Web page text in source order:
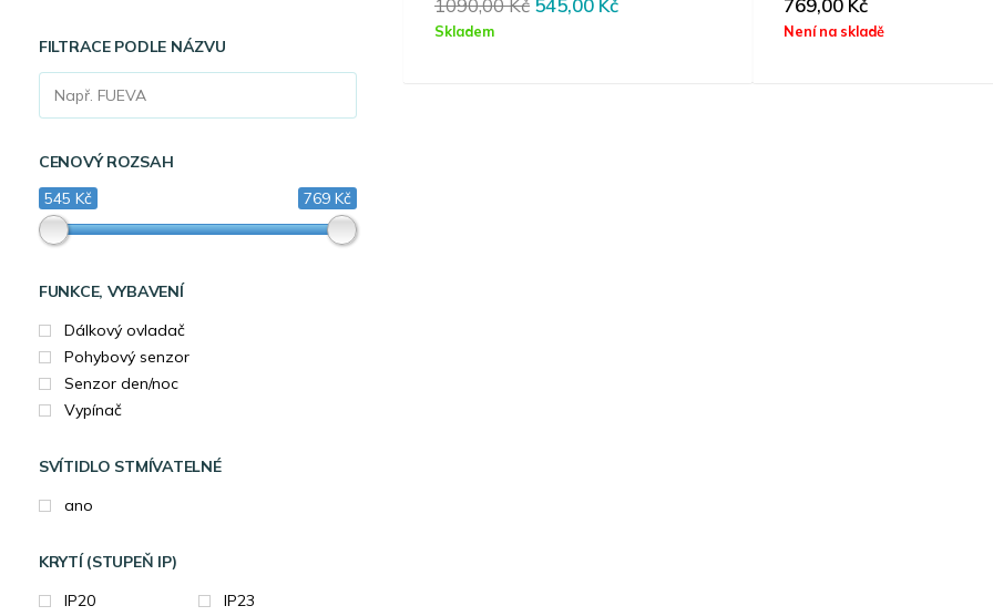
FILTRACE PODLE NÁZVU
CENOVÝ ROZSAH
545 Kč
769 Kč
FUNKCE, VYBAVENÍ
Dálkový ovladač
Pohybový senzor
Senzor den/noc
Vypínač
SVÍTIDLO STMÍVATELNÉ
ano
KRYTÍ (STUPEŇ IP)
IP20
IP23
1090,00Kč 545,00 Kč
Skladem
769,00 Kč
Není na skladě